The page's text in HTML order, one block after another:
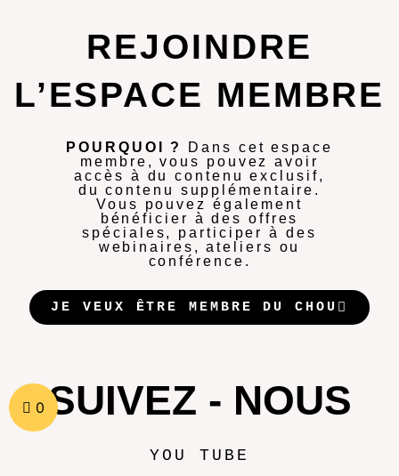
REJOINDRE
L’ESPACE MEMBRE
POURQUOI ?
Dans cet espace
membre, vous pouvez avoir
accès à du contenu exclusif,
du contenu supplémentaire.
Vous pouvez également
bénéficier à des offres
spéciales, participer à des
webinaires, ateliers ou
conférence.
JE VEUX ÊTRE MEMBRE DU CHOU
0 SUIVEZ - NOUS
YOU TUBE